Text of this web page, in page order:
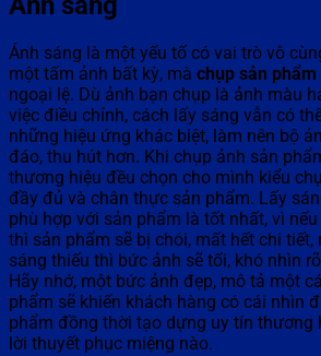
Ánh sáng là một yếu tố có vai trò vô
một tấm ảnh bất kỳ, mà chụp sản phẩm
ngoại lệ. Dù ảnh bạn chụp là ảnh màu
việc điều chỉnh, cách lấy sáng vẫn có
những hiệu ứng khác biệt, làm nên bộ
đáo, thu hút hơn. Khi chụp ảnh sản
thương hiệu đều chọn cho mình kiểu
đầy đủ và chân thực sản phẩm. Lấy
phù hợp với sản phẩm là tốt nhất, vì
thì sản phẩm sẽ bị chói, mất hết chi tiết,
sáng thiếu thì bức ảnh sẽ tối, khó nhìn
Hãy nhớ, một bức ảnh đẹp, mô tả một
phẩm sẽ khiến khách hàng có cái nhìn
phẩm đồng thời tạo dựng uy tín thương
lời thuyết phục miệng nào.